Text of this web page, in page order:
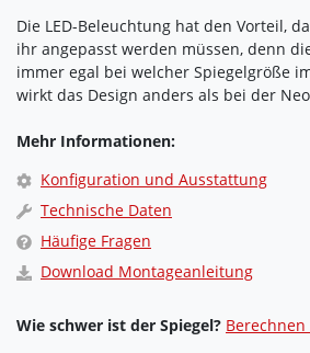
Die LED-Beleuchtung hat den Vorteil,
ihr angepasst werden müssen, denn
immer egal bei welcher Spiegelgröße
wirkt das Design anders als bei der
Mehr Informationen:
Konfiguration und Ausstattung
Technische Daten
Häufige Fragen
Download Montageanleitung
Wie schwer ist der Spiegel? Berechnen